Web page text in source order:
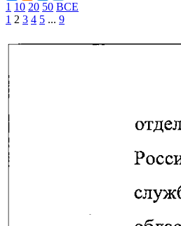
1 10 20 50 ВСЕ
1 2 3 4 5 ... 9